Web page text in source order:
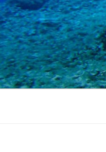
Gå
til
innhold